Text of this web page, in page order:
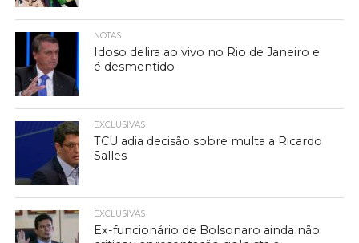
NOTAS
Idoso delira ao vivo no Rio de Janeiro e
é desmentido
EXCLUSIVAS
TCU adia decisão sobre multa a Ricardo
Salles
EXCLUSIVAS
Ex-funcionário de Bolsonaro ainda não